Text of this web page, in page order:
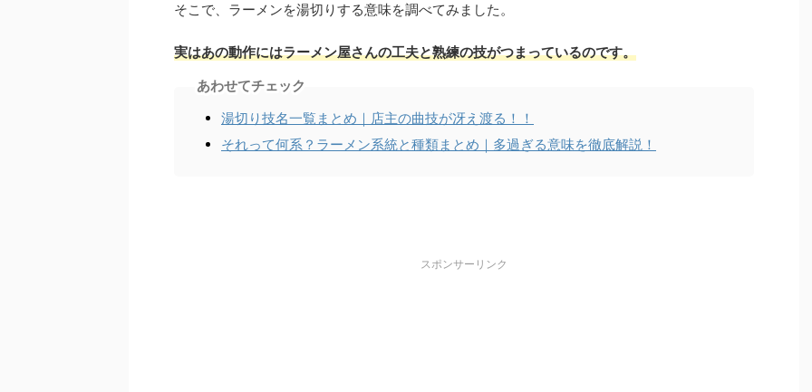
そこで、ラーメンを湯切りする意味を調べてみました。
実はあの動作にはラーメン屋さんの工夫と熟練の技がつまっているのです。
あわせてチェック
湯切り技名一覧まとめ｜店主の曲技が冴え渡る！！
それって何系？ラーメン系統と種類まとめ｜多過ぎる意味を徹底解説！
スポンサーリンク